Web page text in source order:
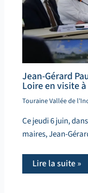
Jean-Gérard
Loire en visite
Touraine Vallée de
Ce jeudi 6 juin,
maires, Jean-
Lire la suite »